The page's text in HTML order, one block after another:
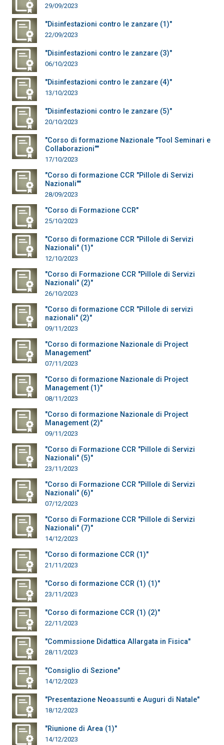
29/09/2023
"Disinfestazioni contro le zanzare (1)"
22/09/2023
"Disinfestazioni contro le zanzare (3)"
06/10/2023
"Disinfestazioni contro le zanzare (4)"
13/10/2023
"Disinfestazioni contro le zanzare (5)"
20/10/2023
"Corso di formazione Nazionale "Tool Seminari e
Collaborazioni""
17/10/2023
"Corso di formazione CCR "Pillole di Servizi
Nazionali""
28/09/2023
"Corso di Formazione CCR"
25/10/2023
"Corso di formazione CCR "Pillole di Servizi
Nazionali" (1)"
12/10/2023
"Corso di Formazione CCR "Pillole di Servizi
Nazionali" (2)"
26/10/2023
"Corso di formazione CCR "Pillole di servizi
nazionali" (2)"
09/11/2023
"Corso di formazione Nazionale di Project
Management"
07/11/2023
"Corso di formazione Nazionale di Project
Management (1)"
08/11/2023
"Corso di formazione Nazionale di Project
Management (2)"
09/11/2023
"Corso di Formazione CCR "Pillole di Servizi
Nazionali" (5)"
23/11/2023
"Corso di Formazione CCR "Pillole di Servizi
Nazionali" (6)"
07/12/2023
"Corso di Formazione CCR "Pillole di Servizi
Nazionali" (7)"
14/12/2023
"Corso di formazione CCR (1)"
21/11/2023
"Corso di formazione CCR (1) (1)"
23/11/2023
"Corso di formazione CCR (1) (2)"
22/11/2023
"Commissione Didattica Allargata in Fisica"
28/11/2023
"Consiglio di Sezione"
14/12/2023
"Presentazione Neoassunti e Auguri di Natale"
18/12/2023
"Riunione di Area (1)"
14/12/2023